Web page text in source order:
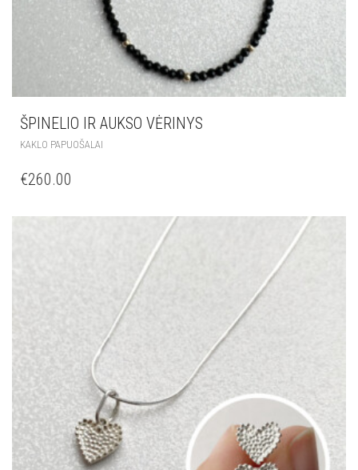
ŠPINELIO IR AUKSO VĖRINYS
KAKLO PAPUOŠALAI
€260.00